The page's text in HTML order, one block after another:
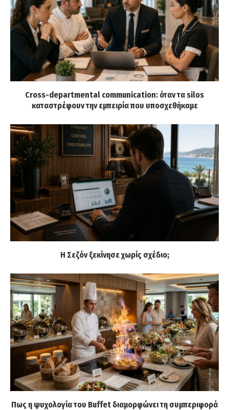
Cross-departmental communication: όταν τα silos
καταστρέφουν την εμπειρία που υποσχεθήκαμε
Η Σεζόν ξεκίνησε χωρίς σχέδιο;
Πως η ψυχολογία του Buffet διαμορφώνει τη συμπεριφορά